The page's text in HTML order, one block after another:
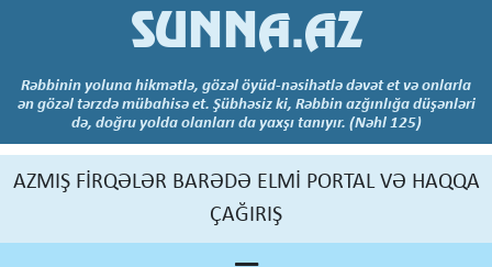
SUNNA.AZ
Rəbbinin yoluna hikmətlə, gözəl öyüd-nəsihətlə dəvət et və onlarla
ən gözəl tərzdə mübahisə et. Şübhəsiz ki, Rəbbin azğınlığa düşənləri
də, doğru yolda olanları da yaxşı tanıyır. (Nəhl 125)
AZMIŞ FİRQƏLƏR BARƏDƏ ELMİ PORTAL VƏ HAQQA
ÇAĞIRIŞ